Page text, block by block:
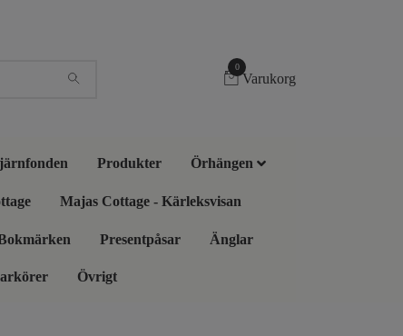
0
Varukorg
Produkter Örhängen
Majas Cottage - Kärleksvisan
Presentpåsar Änglar
Övrigt